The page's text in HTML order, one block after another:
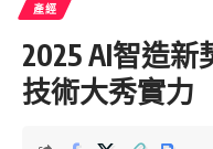
產經
2025 AI智造
技術大秀實力